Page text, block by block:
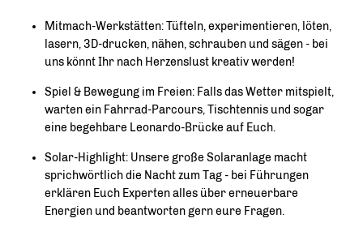
Mitmach-Werkstätten: Tüfteln, experimentieren, löten,
lasern, 3D-drucken, nähen, schrauben und sägen - bei
uns könnt Ihr nach Herzenslust kreativ werden!
Spiel & Bewegung im Freien: Falls das Wetter mitspielt,
warten ein Fahrrad-Parcours, Tischtennis und sogar
eine begehbare Leonardo-Brücke auf Euch.
Solar-Highlight: Unsere große Solaranlage macht
sprichwörtlich die Nacht zum Tag - bei Führungen
erklären Euch Experten alles über erneuerbare
Energien und beantworten gern eure Fragen.